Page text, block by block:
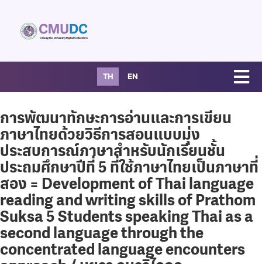
TH EN
การพัฒนาทักษะการอ่านและการเขียน
ภาษาไทยด้วยวิธีการสอนแบบมุ่ง
ประสบการณ์ภาษาสำหรับนักเรียนชั้น
ประถมศึกษาปีที่ 5 ที่ใช้ภาษาไทยเป็นภาษาที่
สอง = Development of Thai language
reading and writing skills of Prathom
Suksa 5 Students speaking Thai as a
second language through the
concentrated language encounters